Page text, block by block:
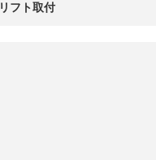
リフト取付